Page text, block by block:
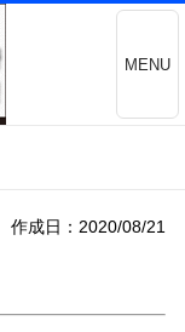
MENU
作成日：2020/08/21